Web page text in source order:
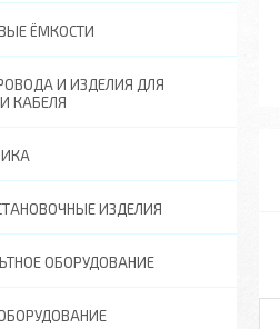
ЁМКОСТИ
И ИЗДЕЛИЯ ДЛЯ
КАБЕЛЯ
ИЗДЕЛИЯ
ОБОРУДОВАНИЕ